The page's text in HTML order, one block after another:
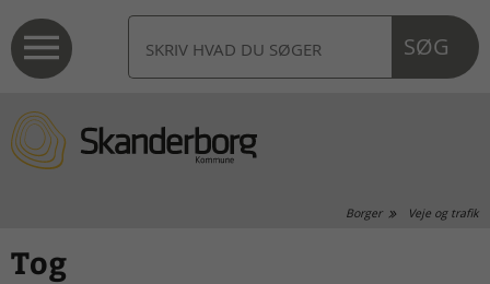
SØG
Borger Veje og trafik
Tog